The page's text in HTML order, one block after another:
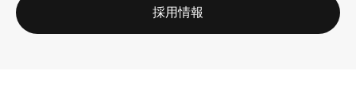
採用情報